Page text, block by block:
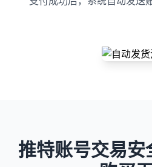
推特账号交易